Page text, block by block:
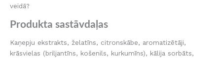
veidā?
Produkta sastāvdaļas
Kaņepju ekstrakts, želatīns, citronskābe, aromatizētāji,
krāsvielas (briljantīns, košenils, kurkumīns), kālija sorbāts,